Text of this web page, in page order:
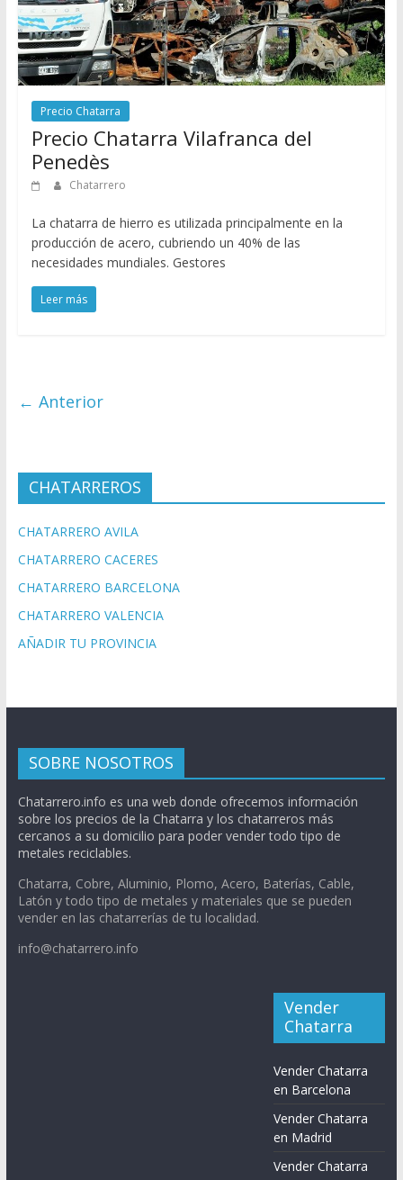
Precio Chatarra
Precio Chatarra Vilafranca del
Penedès
Chatarrero
La chatarra de hierro es utilizada principalmente en la
producción de acero, cubriendo un 40% de las
necesidades mundiales. Gestores
Leer más
← Anterior
CHATARREROS
CHATARRERO AVILA
CHATARRERO CACERES
CHATARRERO BARCELONA
CHATARRERO VALENCIA
AÑADIR TU PROVINCIA
SOBRE NOSOTROS
Chatarrero.info es una web donde ofrecemos información
sobre los precios de la Chatarra y los chatarreros más
cercanos a su domicilio para poder vender todo tipo de
metales reciclables.
Chatarra, Cobre, Aluminio, Plomo, Acero, Baterías, Cable,
Latón y todo tipo de metales y materiales que se pueden
vender en las chatarrerías de tu localidad.
info@chatarrero.info
Vender
Chatarra
Vender Chatarra
en Barcelona
Vender Chatarra
en Madrid
Vender Chatarra